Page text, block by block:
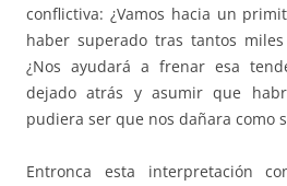
conflictiva: ¿Vamos hacia un
haber superado tras tantos
¿Nos ayudará a frenar esa
dejado atrás y asumir que
pudiera ser que nos dañara como
Entronca esta interpretación